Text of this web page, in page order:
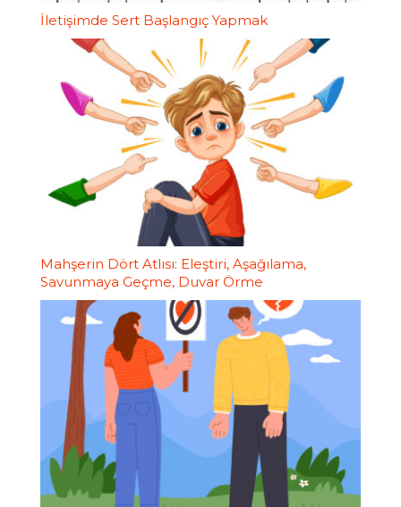
İletişimde Sert Başlangıç Yapmak
Mahşerin Dört Atlısı: Eleştiri, Aşağılama,
Savunmaya Geçme, Duvar Örme